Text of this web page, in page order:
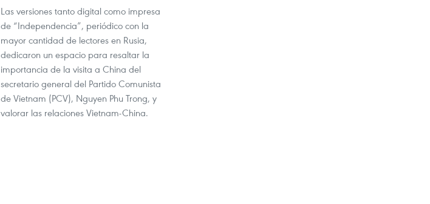
Las versiones tanto digital como impresa
de “Independencia”, periódico con la
mayor cantidad de lectores en Rusia,
dedicaron un espacio para resaltar la
importancia de la visita a China del
secretario general del Partido Comunista
de Vietnam (PCV), Nguyen Phu Trong, y
valorar las relaciones Vietnam-China.